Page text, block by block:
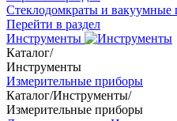
Стеклодомкраты и вакуумные
Перейти в раздел
Инструменты
Каталог/
Инструменты
Измерительные приборы
Каталог/Инструменты/
Измерительные приборы